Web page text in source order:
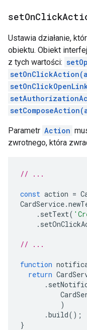
Ustawia działanie,
obiektu. Obiekt
z tych wartości:
Parametr Action
zwrotnego, która
// ...
const action =
CardService.
. setText(
.
// ...
function
return
.
)
.build();
}